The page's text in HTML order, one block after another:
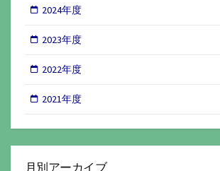
2024年度
2023年度
2022年度
2021年度
月別アーカイブ